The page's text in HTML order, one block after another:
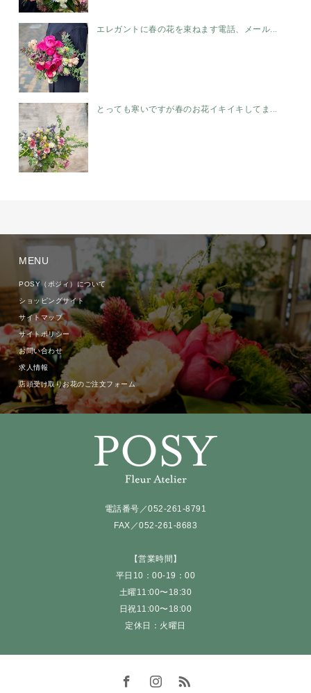
エレガントに春の花を束ねます電話、メール...
とっても寒いですが春のお花イキイキしてま...
MENU
POSY（ポジィ）について
ショッピングサイト
サイトマップ
サイトポリシー
お問い合わせ
求人情報
店頭受け取りお花のご注文フォーム
電話番号／052-261-8791
FAX／052-261-8683
【営業時間】
平日10：00-19：00
土曜11:00〜18:30
日祝11:00〜18:00
定休日：火曜日